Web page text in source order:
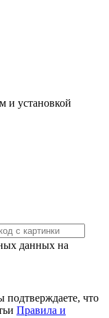
и установкой
данных на
подтверждаете, что
Правила и